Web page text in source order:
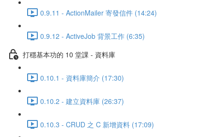
0.9.11 - ActionMailer 寄發信件 (14:24)
0.9.12 - ActiveJob 背景工作 (6:35)
打穩基本功的 10 堂課 - 資料庫
0.10.1 - 資料庫簡介 (17:30)
0.10.2 - 建立資料庫 (26:37)
0.10.3 - CRUD 之 C 新增資料 (17:09)